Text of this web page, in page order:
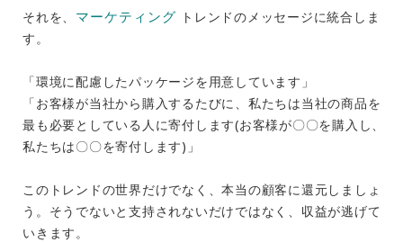
それを、 マーケティング トレンドのメッセージに統合しま
す。
「環境に配慮したパッケージを用意しています」
「お客様が当社から購入するたびに、私たちは当社の商品を
最も必要としている人に寄付します(お客様が〇〇を購入し、
私たちは〇〇を寄付します)」
このトレンドの世界だけでなく、本当の顧客に還元しましょ
う。そうでないと支持されないだけではなく、収益が逃げて
いきます。